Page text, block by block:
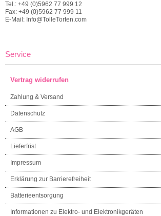
Tel.: +49 (0)5962 77 999 12
Fax: +49 (0)5962 77 999 11
E-Mail: Info@TolleTorten.com
Service
Vertrag widerrufen
Zahlung & Versand
Datenschutz
AGB
Lieferfrist
Impressum
Erklärung zur Barrierefreiheit
Batterieentsorgung
Informationen zu Elektro- und Elektronikgeräten